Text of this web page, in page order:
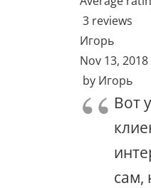
3 reviews
Игорь
Nov 13, 2018
by Игорь
Вот
сам,